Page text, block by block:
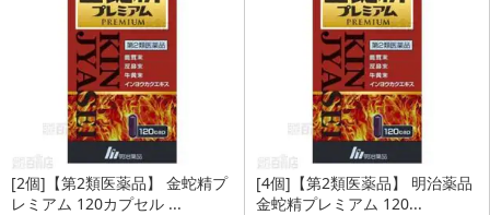
[2個]【第2類医薬品】 金蛇精プ
レミアム 120カプセル ...
[4個]【第2類医薬品】 明治薬品
金蛇精プレミアム 120...